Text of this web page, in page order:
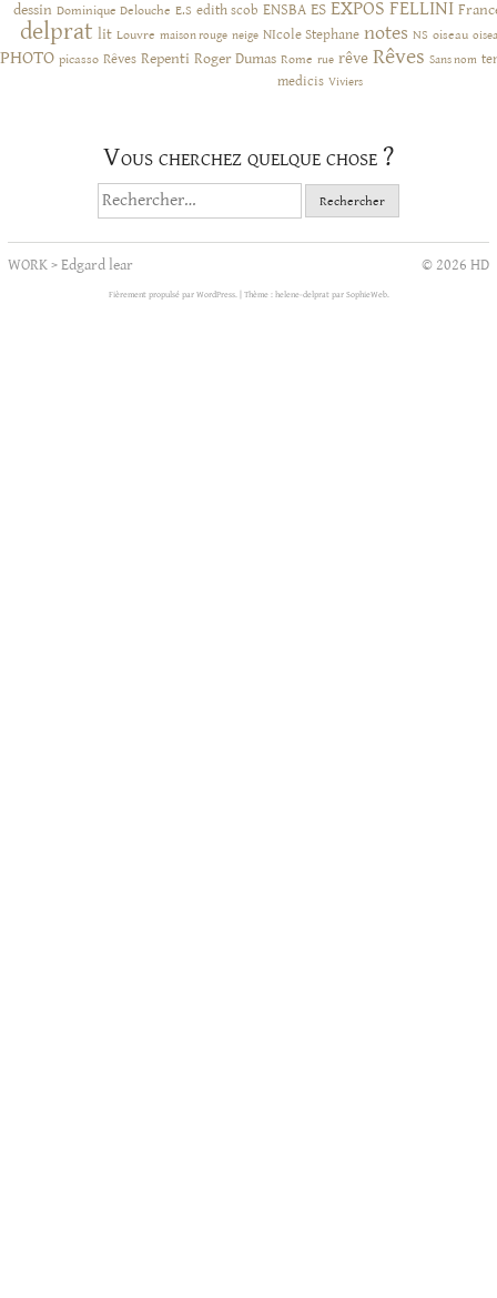
dessin Dominique Delouche E.S edith scob ENSBA ES EXPOS FELLINI
delprat lit Louvre maison rouge neige NIcole Stephane notes NS oiseau
PHOTO picasso Rêves Repenti Roger Dumas Rome rue rêve Rêves Sans nom
medicis Viviers
Vous cherchez quelque chose ?
Rechercher :
WORK>Edgard lear © 2026 HD
Fièrement propulsé par WordPress. Thème : helene-delprat par SophieWeb.